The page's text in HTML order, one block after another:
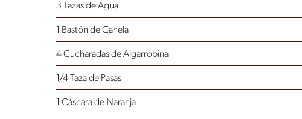
3 Tazas de Agua
1 Bastón de Canela
4 Cucharadas de Algarrobina
1/4 Taza de Pasas
1 Cáscara de Naranja